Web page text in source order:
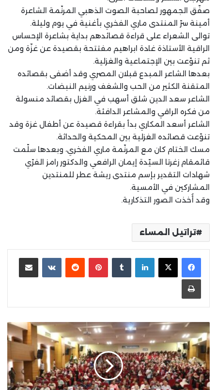
صفّق الجمهور لصاحبة الصوت الذهبي المرنّمة الشاعرة
أمينة سرّ المنتدى ماري الفخري بأغنية في يوم وليلة.
توالى الشعراء على قراءة قصائدهم بداية بشاعرة الإحساس
الراقية الأستاذة غادة ابراهيم مفتتحة بقصيدة عن غزّة ومن
ثم تنوّعت بين الإجتماعية والغزلية.
بعدها الشاعر المبدع قبلان المصري وقد أضفى بقصائده
المتقنة الكثير من الحب والشغف ورنيم النبضات.
الشاعر سعد الدين شلق أسهب في الغزل بقصائد منسولة
من فكره الراقي والمشاعر الدافئة.
الشاعر أسعد المكاري بدأ بقراءة قصيدة عن أطفال غزة وقد
تنوّعت قصائده الغزلية بين المحكية والحداثة.
مسك الختام كان مع المرنّمة ماري الفخري، وبعدها سلّمت
قائمقام زغرتا السيّدة إيمان الرافعي والدكتور رامز الفرّي
شهادات التقدير بإسم منتدى ريشة عطر للمنتدين
المشاركين في الأمسية.
وقد أُخذت الصور التذكارية.
تراتيل المساء
لينكدإن بينتيريست مشاركة عبر البريد
طباعة